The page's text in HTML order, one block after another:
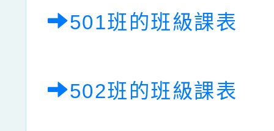
501班的班級課表
502班的班級課表